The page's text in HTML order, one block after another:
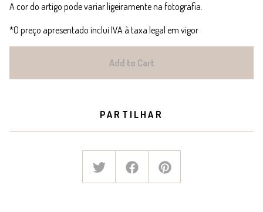
A cor do artigo pode variar ligeiramente na fotografia.
*O preço apresentado inclui IVA à taxa legal em vigor
Add to Cart
PARTILHAR